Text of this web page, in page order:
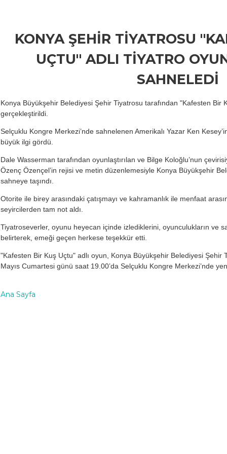
KONYA ŞEHİR TİYATROSU
UÇTU" ADLI TİYATRO
SAHNELEDİ
Konya Büyükşehir Belediyesi Şehir Tiyatrosu tarafından "Kafesten Bir
gerçekleştirildi.
Selçuklu Kongre Merkezi’nde sahnelenen Amerikalı Yazar Ken
büyük ilgi gördü.
Dale Wasserman tarafından oyunlaştırılan ve Bilge Koloğlu’nun
Özenç Özençel’in rejisi ve metin düzenlemesiyle Konya Büyükşehir
sahneye taşındı.
Otorite ile birey arasındaki çatışmayı ve kahramanlık ile menfaat
seyircilerden tam not aldı.
Tiyatroseverler, oyunu heyecan içinde izlediklerini, oyunculukların ve
belirterek, emeği geçen herkese teşekkür etti.
"Kafesten Bir Kuş Uçtu" adlı oyun, Konya Büyükşehir Belediyesi Şehir
Mayıs Cumartesi günü saat 19.00’da Selçuklu Kongre Merkezi’nde
Ana Sayfa